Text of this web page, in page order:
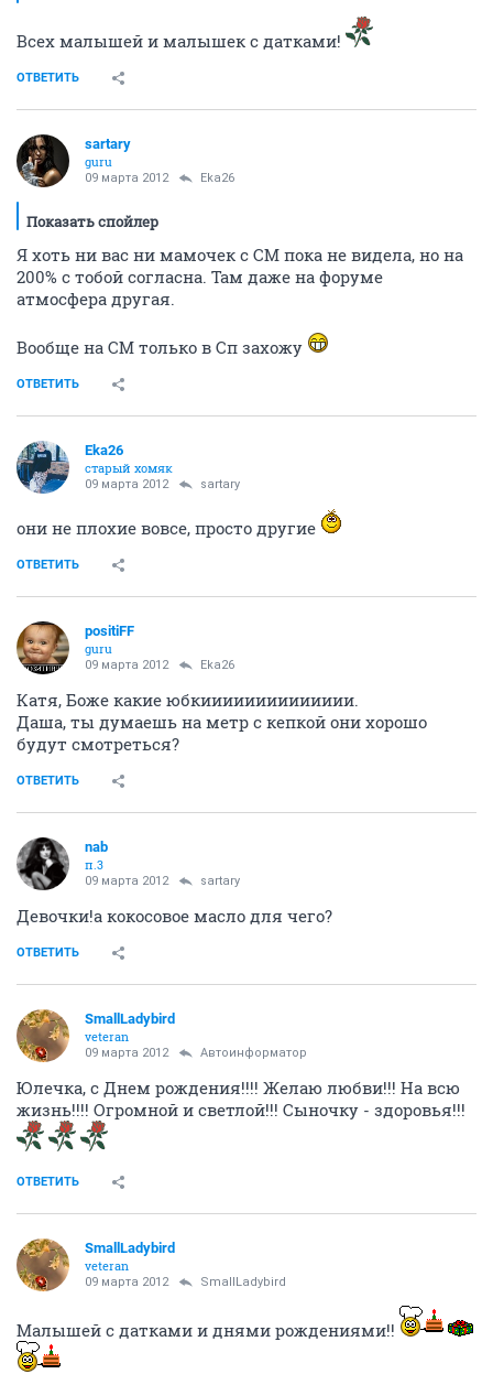
Всех малышей и малышек с датками!
ОТВЕТИТЬ
sartary
guru
09 марта 2012 Eka26
Показать спойлер
Я хоть ни вас ни мамочек с СМ пока не видела, но на
200% с тобой согласна. Там даже на форуме
атмосфера другая.
Вообще на СМ только в Сп захожу
ОТВЕТИТЬ
Eka26
старый хомяк
09 марта 2012 sartary
они не плохие вовсе, просто другие
ОТВЕТИТЬ
positiFF
guru
09 марта 2012 Eka26
Катя, Боже какие юбкииииииииииииии.
Даша, ты думаешь на метр с кепкой они хорошо
будут смотреться?
ОТВЕТИТЬ
nab
п.3
09 марта 2012 sartary
Девочки!а кокосовое масло для чего?
ОТВЕТИТЬ
SmallLadybird
veteran
09 марта 2012 Автоинформатор
Юлечка, с Днем рождения!!!! Желаю любви!!! На всю
жизнь!!!! Огромной и светлой!!! Сыночку - здоровья!!!
ОТВЕТИТЬ
SmallLadybird
veteran
09 марта 2012 SmallLadybird
Малышей с датками и днями рождениями!!